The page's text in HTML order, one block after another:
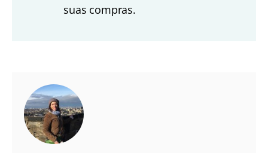
suas compras.